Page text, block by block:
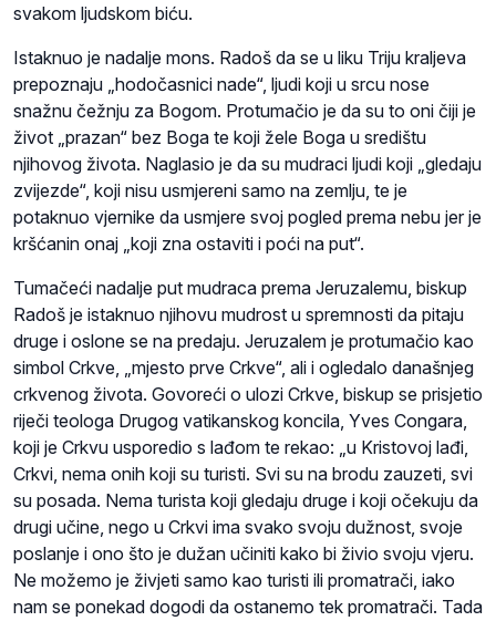
svakom ljudskom biću.
Istaknuo je nadalje mons. Radoš da se u liku Triju kraljeva
prepoznaju „hodočasnici nade“, ljudi koji u srcu nose
snažnu čežnju za Bogom. Protumačio je da su to oni čiji je
život „prazan“ bez Boga te koji žele Boga u središtu
njihovog života. Naglasio je da su mudraci ljudi koji „gledaju
zvijezde“, koji nisu usmjereni samo na zemlju, te je
potaknuo vjernike da usmjere svoj pogled prema nebu jer je
kršćanin onaj „koji zna ostaviti i poći na put“.
Tumačeći nadalje put mudraca prema Jeruzalemu, biskup
Radoš je istaknuo njihovu mudrost u spremnosti da pitaju
druge i oslone se na predaju. Jeruzalem je protumačio kao
simbol Crkve, „mjesto prve Crkve“, ali i ogledalo današnjeg
crkvenog života. Govoreći o ulozi Crkve, biskup se prisjetio
riječi teologa Drugog vatikanskog koncila, Yves Congara,
koji je Crkvu usporedio s lađom te rekao: „u Kristovoj lađi,
Crkvi, nema onih koji su turisti. Svi su na brodu zauzeti, svi
su posada. Nema turista koji gledaju druge i koji očekuju da
drugi učine, nego u Crkvi ima svako svoju dužnost, svoje
poslanje i ono što je dužan učiniti kako bi živio svoju vjeru.
Ne možemo je živjeti samo kao turisti ili promatrači, iako
nam se ponekad dogodi da ostanemo tek promatrači. Tada